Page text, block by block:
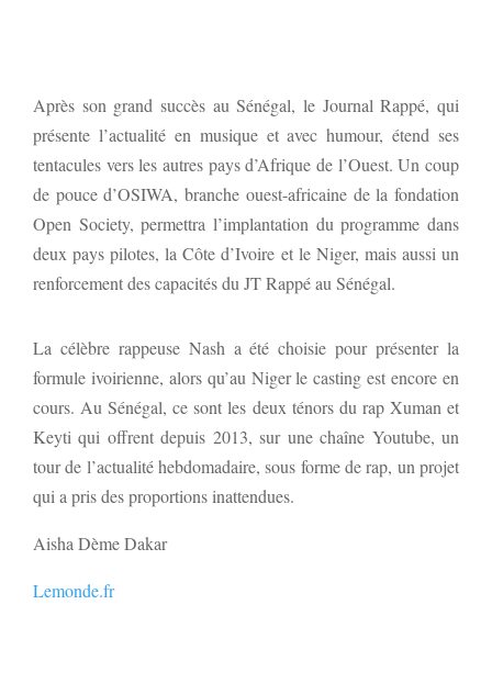
Après son grand succès au Sénégal, le Journal Rappé, qui
présente l’actualité en musique et avec humour, étend ses
tentacules vers les autres pays d’Afrique de l’Ouest. Un coup
de pouce d’OSIWA, branche ouest-africaine de la fondation
Open Society, permettra l’implantation du programme dans
deux pays pilotes, la Côte d’Ivoire et le Niger, mais aussi un
renforcement des capacités du JT Rappé au Sénégal.
La célèbre rappeuse Nash a été choisie pour présenter la
formule ivoirienne, alors qu’au Niger le casting est encore en
cours. Au Sénégal, ce sont les deux ténors du rap Xuman et
Keyti qui offrent depuis 2013, sur une chaîne Youtube, un
tour de l’actualité hebdomadaire, sous forme de rap, un projet
qui a pris des proportions inattendues.
Aisha Dème Dakar
Lemonde.fr